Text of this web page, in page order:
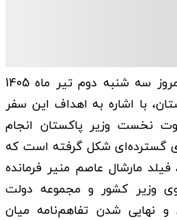
مسعود پزشکیان صبح امروز سه شنبه دوم تیر ماه 1405
با اشاره به اهداف این سفر
نخست وزیر پاکستان انجام
گسترده‌ای شکل گرفته است که
مارشال عاصم منیر فرمانده
وزیر کشور و مجموعه دولت
و نهایی شدن تفاهم‌نامه میان